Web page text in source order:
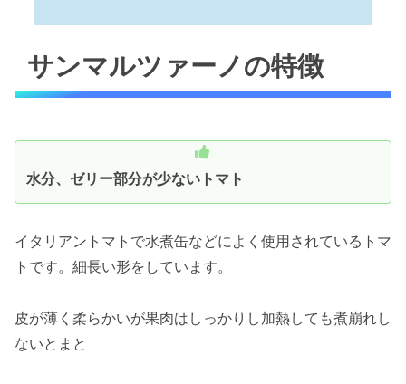
サンマルツァーノの特徴
水分、ゼリー部分が少ないトマト
イタリアントマトで水煮缶などによく使用されているトマ
トです。細長い形をしています。
皮が薄く柔らかいが果肉はしっかりし加熱しても煮崩れし
ないとまと